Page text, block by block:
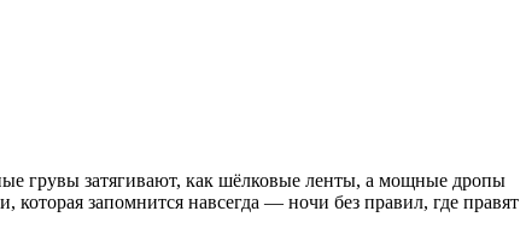
грувы затягивают, как шёлковые ленты, а мощные дропы
которая запомнится навсегда — ночи без правил, где правят